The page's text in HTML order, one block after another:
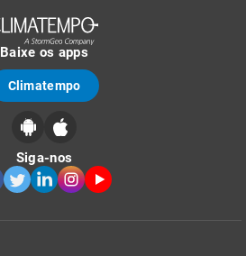
Baixe os apps
Climatempo
Siga-nos